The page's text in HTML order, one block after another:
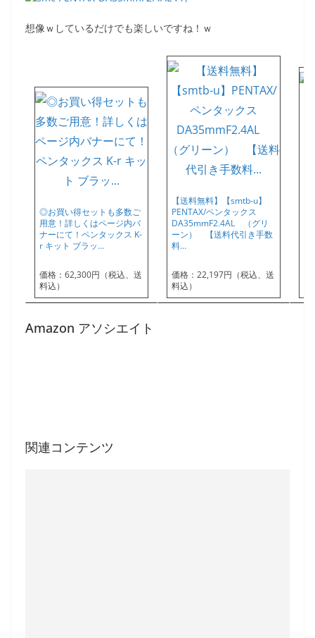
想像ｗしているだけでも楽しいですね！ｗ
◎お買い得セットも多数ご
用意！詳しくはページ内バ
ナーにて！ペンタックス K-
r キット ブラッ…
価格：62,300円（税込、送
料込）
【送料無料】【smtb-u】
PENTAX/ペンタックス
DA35mmF2.4AL （グリ
ーン） 【送料代引き手数
料…
価格：22,197円（税込、送
料込）
Amazon アソシエイト
関連コンテンツ